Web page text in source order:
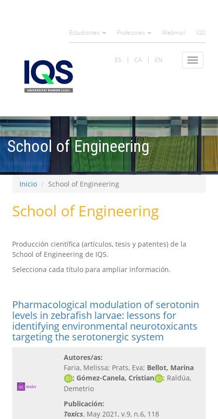
Estudiantes Profesores Webmail IQS
Toggle
ES CA EN
School of Engineering
Inicio School of Engineering
School of Engineering
Producción científica (artículos, tesis y patentes) de la
School of Engineering de IQS.
Selecciona cada título para ampliar información.
Pharmacological modulation of serotonin
levels in zebrafish larvae: lessons for
identifying environmental neurotoxicants
targeting the serotonergic system
Autores/as:
Faria, Melissa; Prats, Eva; Bellot, Marina
; Gómez-Canela, Cristian
; Raldúa,
Demetrio
Publicación:
Toxics, May 2021, v.9, n.6, 118